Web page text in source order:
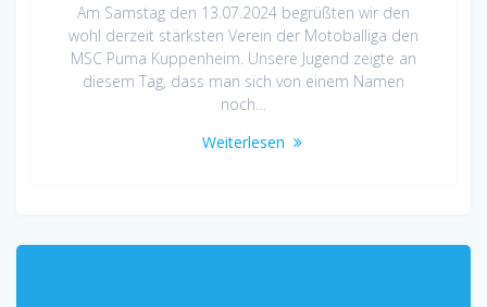
Am Samstag den 13.07.2024 begrüßten wir den
wohl derzeit stärksten Verein der Motoballiga den
MSC Puma Kuppenheim. Unsere Jugend zeigte an
diesem Tag, dass man sich von einem Namen
noch…
Weiterlesen